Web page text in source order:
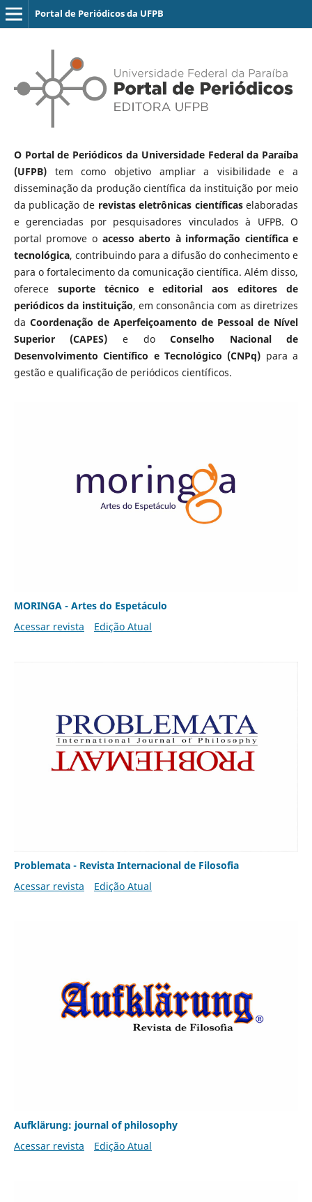
Portal de Periódicos da UFPB
O Portal de Periódicos da Universidade Federal da Paraíba
(UFPB)tem como objetivo ampliar a visibilidade e a
disseminação da produção científica da instituição por meio
da publicação de revistas eletrônicas científicaselaboradas
e gerenciadas por pesquisadores vinculados à UFPB. O
portal promove o acesso aberto à informação científica e
tecnológica, contribuindo para a difusão do conhecimento e
para o fortalecimento da comunicação científica. Além disso,
oferece suporte técnico e editorial aos editores de
periódicos da instituição, em consonância com as diretrizes
da Coordenação de Aperfeiçoamento de Pessoal de Nível
Superior (CAPES) e doConselho Nacional de
Desenvolvimento Científico e Tecnológico (CNPq) para a
gestão e qualificação de periódicos científicos.
MORINGA - Artes do Espetáculo
Acessar revista
Edição Atual
Problemata - Revista Internacional de Filosofia
Acessar revista
Edição Atual
Aufklärung: journal of philosophy
Acessar revista
Edição Atual